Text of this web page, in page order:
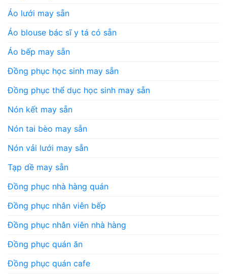
Áo lưới may sẵn
Áo blouse bác sĩ y tá có sẵn
Áo bếp may sẵn
Đồng phục học sinh may sẵn
Đồng phục thể dục học sinh may sẵn
Nón kết may sẵn
Nón tai bèo may sẵn
Nón vải lưới may sẵn
Tạp dề may sẵn
Đồng phục nhà hàng quán
Đồng phục nhân viên bếp
Đồng phục nhân viên nhà hàng
Đồng phục quán ăn
Đồng phục quán cafe